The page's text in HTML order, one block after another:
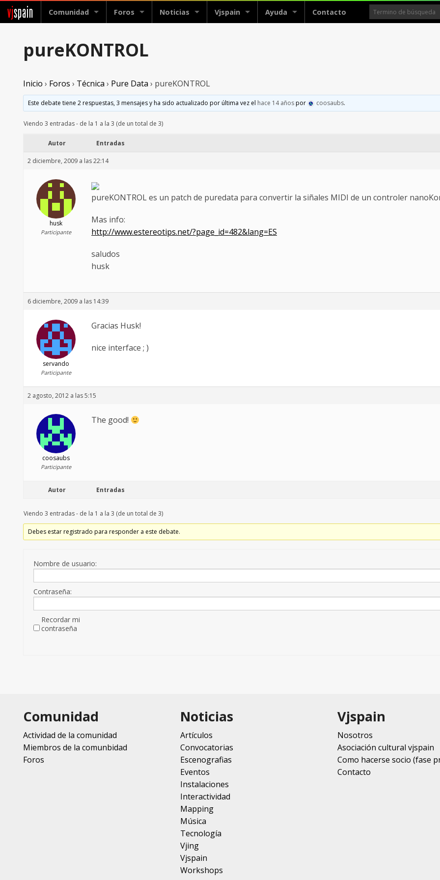
vjspain Comunidad Foros Noticias Vjspain Ayuda Contacto
pureKONTROL
Inicio › Foros › Técnica › Pure Data › pureKONTROL
Este debate tiene 2 respuestas, 3 mensajes y ha sido actualizado por última vez el hace 14 añospor coosaubs.
Viendo 3 entradas - de la 1 a la 3 (de un total de 3)
Autor Entradas
2 diciembre, 2009 a las 22:14
husk
Participante
pureKONTROL es un patch de puredata para convertir la siñales MIDI de un controler
Mas info:
http://www.estereotips.net/?page_id=482&lang=ES
saludos
husk
6 diciembre, 2009 a las 14:39
servando
Participante
Gracias Husk!
nice interface ; )
2 agosto, 2012 a las 5:15
coosaubs
Participante
The good!
Autor Entradas
Viendo 3 entradas - de la 1 a la 3 (de un total de 3)
Debes estar registrado para responder a este debate.
Nombre de usuario:
Contraseña:
Recordar mi
contraseña
Comunidad
Actividad de la comunidad
Miembros de la comunbidad
Foros
Noticias
Artículos
Convocatorias
Escenografias
Eventos
Instalaciones
Interactividad
Mapping
Música
Tecnología
Vjing
Vjspain
Workshops
Vjspain
Nosotros
Asociación cultural vjspain
Como hacerse socio (fase
Contacto